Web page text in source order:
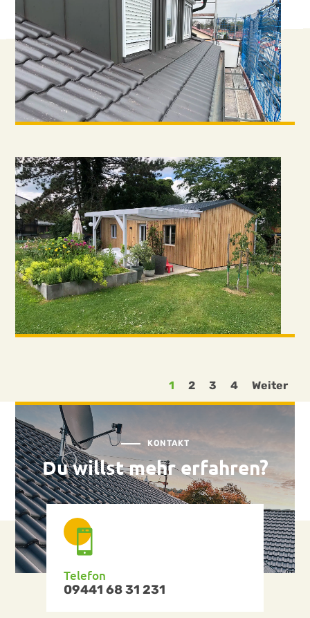
1 2 3 4 Weiter
KONTAKT
Du willst mehr erfahren?

Telefon
09441 68 31 231